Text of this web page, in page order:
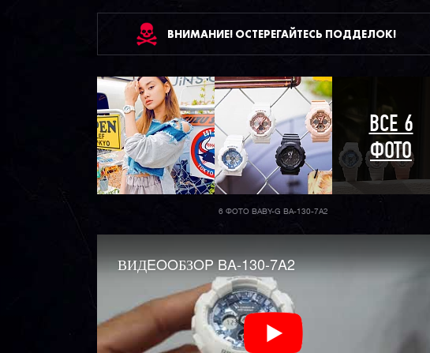
ВНИМАНИЕ! ОСТЕРЕГАЙТЕСЬ ПОДДЕЛОК!
ВСЕ 6
ФОТО
6 ФОТО BABY-G BA-130-7A2
ВИДEOOБЗOP BA-130-7A2